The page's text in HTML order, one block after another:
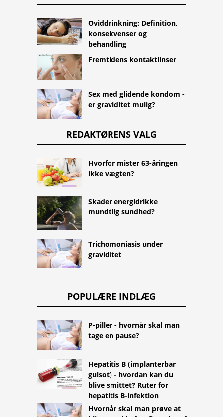
Oviddrinkning: Definition,
konsekvenser og
behandling
Fremtidens kontaktlinser
Sex med glidende kondom -
er graviditet mulig?
REDAKTØRENS VALG
Hvorfor mister 63-åringen
ikke vægten?
Skader energidrikke
mundtlig sundhed?
Trichomoniasis under
graviditet
POPULÆRE INDLÆG
P-piller - hvornår skal man
tage en pause?
Hepatitis B (implanterbar
gulsot) - hvordan kan du
blive smittet? Ruter for
hepatitis B-infektion
Hvornår skal man prøve at